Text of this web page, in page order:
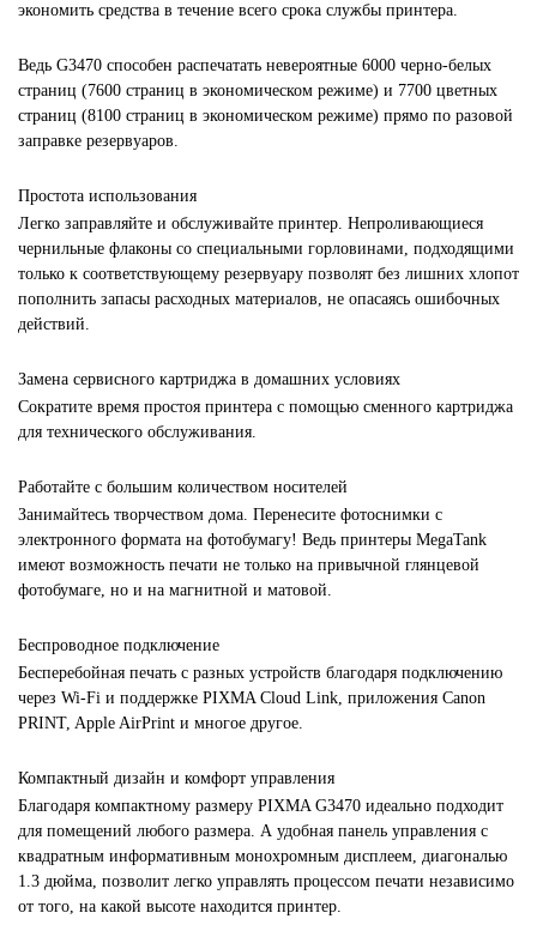
экономить средства в течение всего срока службы принтера.
Ведь G3470 способен распечатать невероятные 6000 черно-белых
страниц (7600 страниц в экономическом режиме) и 7700 цветных
страниц (8100 страниц в экономическом режиме) прямо по разовой
заправке резервуаров.
Простота использования
Легко заправляйте и обслуживайте принтер. Непроливающиеся
чернильные флаконы со специальными горловинами, подходящими
только к соответствующему резервуару позволят без лишних хлопот
пополнить запасы расходных материалов, не опасаясь ошибочных
действий.
Замена сервисного картриджа в домашних условиях
Сократите время простоя принтера с помощью сменного картриджа
для технического обслуживания.
Работайте с большим количеством носителей
Занимайтесь творчеством дома. Перенесите фотоснимки с
электронного формата на фотобумагу! Ведь принтеры MegaTank
имеют возможность печати не только на привычной глянцевой
фотобумаге, но и на магнитной и матовой.
Беспроводное подключение
Бесперебойная печать с разных устройств благодаря подключению
через Wi-Fi и поддержке PIXMA Cloud Link, приложения Canon
PRINT, Apple AirPrint и многое другое.
Компактный дизайн и комфорт управления
Благодаря компактному размеру PIXMA G3470 идеально подходит
для помещений любого размера. А удобная панель управления с
квадратным информативным монохромным дисплеем, диагональю
1.3 дюйма, позволит легко управлять процессом печати независимо
от того, на какой высоте находится принтер.